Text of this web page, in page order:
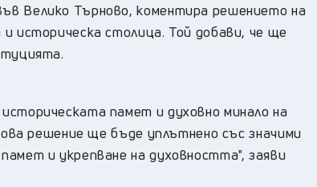
Велико Търново, коментира решението на
историческа столица. Той добави, че ще
памет и духовно минало на
решение ще бъде уплътнено със значими
и укрепване на духовността", заяви